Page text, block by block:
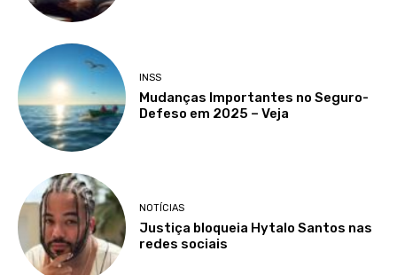
INSS
Mudanças Importantes no Seguro-
Defeso em 2025 – Veja
NOTÍCIAS
Justiça bloqueia Hytalo Santos nas
redes sociais